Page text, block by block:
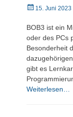
Veröffentlicht
15. Juni 2023
BOB3 ist ein
oder des PCs
Besonderheit
gibt es
Weiterlesen…